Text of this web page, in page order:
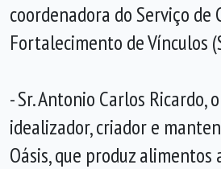
coordenadora do Serviço de
Fortalecimento de Vínculos
- Sr. Antonio Carlos Ricardo,
idealizador, criador e
Oásis, que produz alimentos